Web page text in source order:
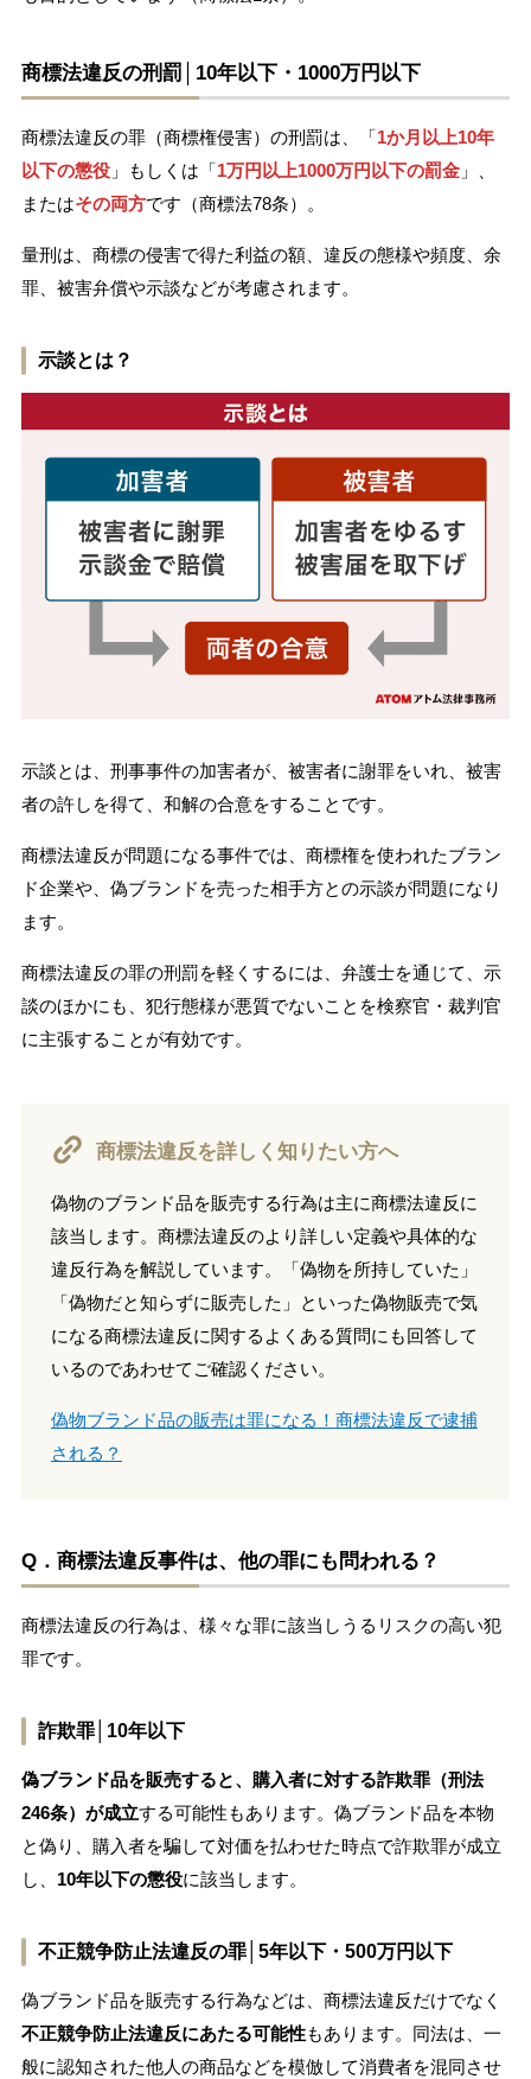
商標法違反の刑罰│10年以下・1000万円以下
商標法違反の罪（商標権侵害）の刑罰は、「1か月以上10年
以下の懲役」もしくは「1万円以上1000万円以下の罰金」、
またはその両方です（商標法78条）。
量刑は、商標の侵害で得た利益の額、違反の態様や頻度、余
罪、被害弁償や示談などが考慮されます。
示談とは？
示談とは、刑事事件の加害者が、被害者に謝罪をいれ、被害
者の許しを得て、和解の合意をすることです。
商標法違反が問題になる事件では、商標権を使われたブラン
ド企業や、偽ブランドを売った相手方との示談が問題になり
ます。
商標法違反の罪の刑罰を軽くするには、弁護士を通じて、示
談のほかにも、犯行態様が悪質でないことを検察官・裁判官
に主張することが有効です。
商標法違反を詳しく知りたい方へ
偽物のブランド品を販売する行為は主に商標法違反に
該当します。商標法違反のより詳しい定義や具体的な
違反行為を解説しています。「偽物を所持していた」
「偽物だと知らずに販売した」といった偽物販売で気
になる商標法違反に関するよくある質問にも回答して
いるのであわせてご確認ください。
偽物ブランド品の販売は罪になる！商標法違反で逮捕
される？
Q．商標法違反事件は、他の罪にも問われる？
商標法違反の行為は、様々な罪に該当しうるリスクの高い犯
罪です。
詐欺罪│10年以下
偽ブランド品を販売すると、購入者に対する詐欺罪（刑法
246条）が成立する可能性もあります。偽ブランド品を本物
と偽り、購入者を騙して対価を払わせた時点で詐欺罪が成立
し、 10年以下の懲役に該当します。
不正競争防止法違反の罪│5年以下・500万円以下
偽ブランド品を販売する行為などは、商標法違反だけでなく
不正競争防止法違反にあたる可能性もあります。同法は、一
般に認知された他人の商品などを模倣して消費者を混同させ